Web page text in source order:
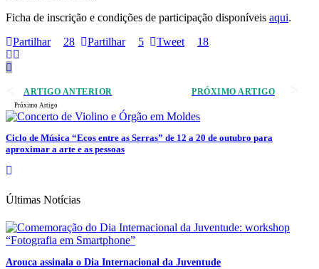
Ficha de inscrição e condições de participação disponíveis aqui.
Partilhar
28 Partilhar 5 Tweet 18
ARTIGO ANTERIOR PRÓXIMO ARTIGO
Próximo Artigo
Ciclo de Música “Ecos entre as Serras” de 12 a 20 de outubro para
aproximar a arte e as pessoas
Últimas Notícias
Arouca assinala o Dia Internacional da Juventude